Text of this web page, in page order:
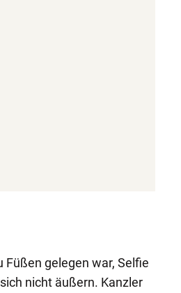
gelegen war, Selfie
nicht äußern. Kanzler